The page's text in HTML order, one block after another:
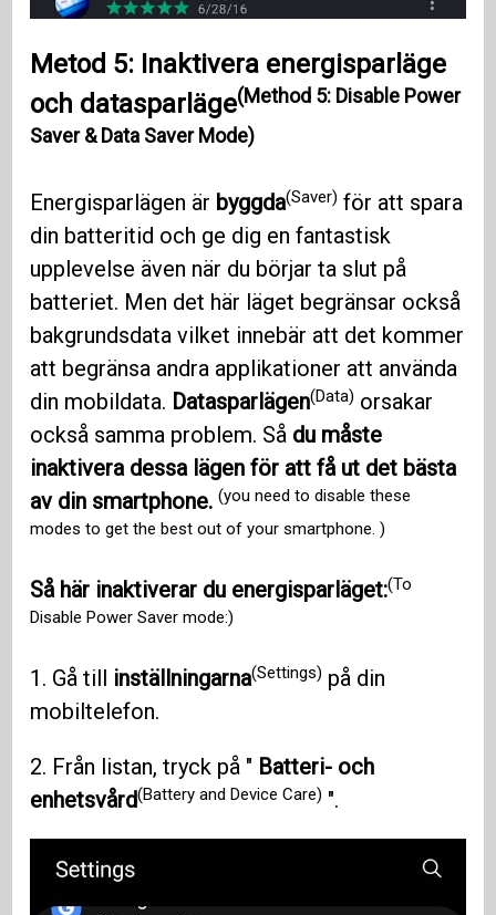
Metod 5: Inaktivera energisparläge
och datasparläge(Method 5: Disable Power
Saver & Data Saver Mode)
Energisparlägen är byggda(Saver) för att spara
din batteritid och ge dig en fantastisk
upplevelse även när du börjar ta slut på
batteriet. Men det här läget begränsar också
bakgrundsdata vilket innebär att det kommer
att begränsa andra applikationer att använda
din mobildata. Datasparlägen(Data) orsakar
också samma problem. Så du måste
inaktivera dessa lägen för att få ut det bästa
av din smartphone.(you need to disable these
modes to get the best out of your smartphone. )
Så här inaktiverar du energisparläget:(To
Disable Power Saver mode:)
1. Gå till inställningarna(Settings) på din
mobiltelefon.
2. Från listan, tryck på " Batteri- och
enhetsvård(Battery and Device Care) ".